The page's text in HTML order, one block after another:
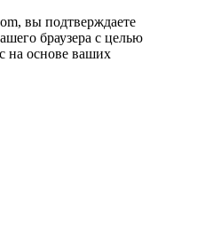
вы подтверждаете
браузера с целью
основе ваших